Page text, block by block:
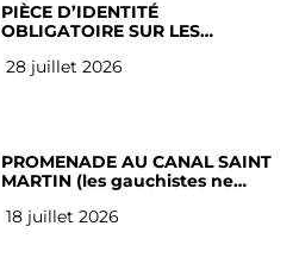
PIÈCE D’IDENTITÉ
OBLIGATOIRE SUR LES
Français
28 juillet 2026
PROMENADE AU CANAL SAINT
MARTIN (les gauchistes ne
18 juillet 2026